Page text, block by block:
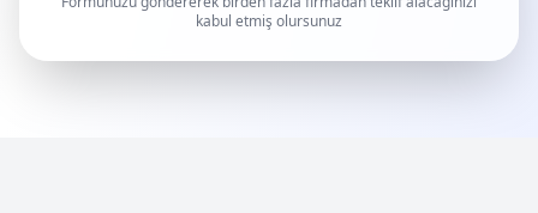
kabul etmiş olursunuz